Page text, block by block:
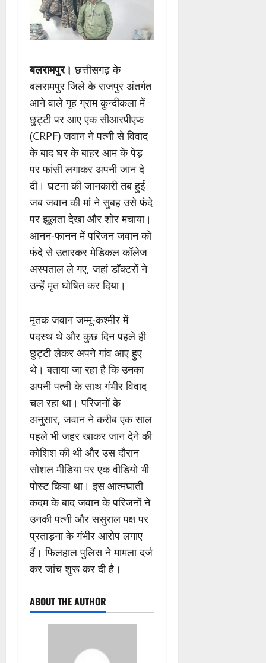
बलरामपुर। छत्तीसगढ़ के
बलरामपुर जिले के राजपुर अंतर्गत
आने वाले गृह ग्राम कुन्दीकला में
छुट्टी पर आए एक सीआरपीएफ
(CRPF) जवान ने पत्नी से विवाद
के बाद घर के बाहर आम के पेड़
पर फांसी लगाकर अपनी जान दे
दी। घटना की जानकारी तब हुई
जब जवान की मां ने सुबह उसे फंदे
पर झूलता देखा और शोर मचाया।
आनन-फानन में परिजन जवान को
फंदे से उतारकर मेडिकल कॉलेज
अस्पताल ले गए, जहां डॉक्टरों ने
उन्हें मृत घोषित कर दिया।
मृतक जवान जम्मू-कश्मीर में
पदस्थ थे और कुछ दिन पहले ही
छुट्टी लेकर अपने गांव आए हुए
थे। बताया जा रहा है कि उनका
अपनी पत्नी के साथ गंभीर विवाद
चल रहा था। परिजनों के
अनुसार, जवान ने करीब एक साल
पहले भी जहर खाकर जान देने की
कोशिश की थी और उस दौरान
सोशल मीडिया पर एक वीडियो भी
पोस्ट किया था। इस आत्मघाती
कदम के बाद जवान के परिजनों ने
उनकी पत्नी और ससुराल पक्ष पर
प्रताड़ना के गंभीर आरोप लगाए
हैं। फिलहाल पुलिस ने मामला दर्ज
कर जांच शुरू कर दी है।
ABOUT THE AUTHOR